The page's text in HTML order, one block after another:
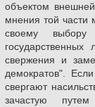
объектом
мнения той части
своему
свержения и
демократов".
свергают
зачастую